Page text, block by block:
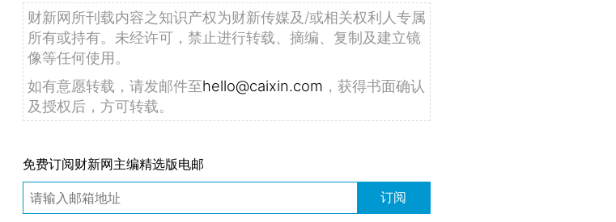
财新网所刊载内容之知识产权为财新传媒及/或相关权利人专属
所有或持有。未经许可，禁止进行转载、摘编、复制及建立镜
像等任何使用。
如有意愿转载，请发邮件至hello@caixin.com ，获得书面确认
及授权后，方可转载。
免费订阅财新网主编精选版电邮
订阅